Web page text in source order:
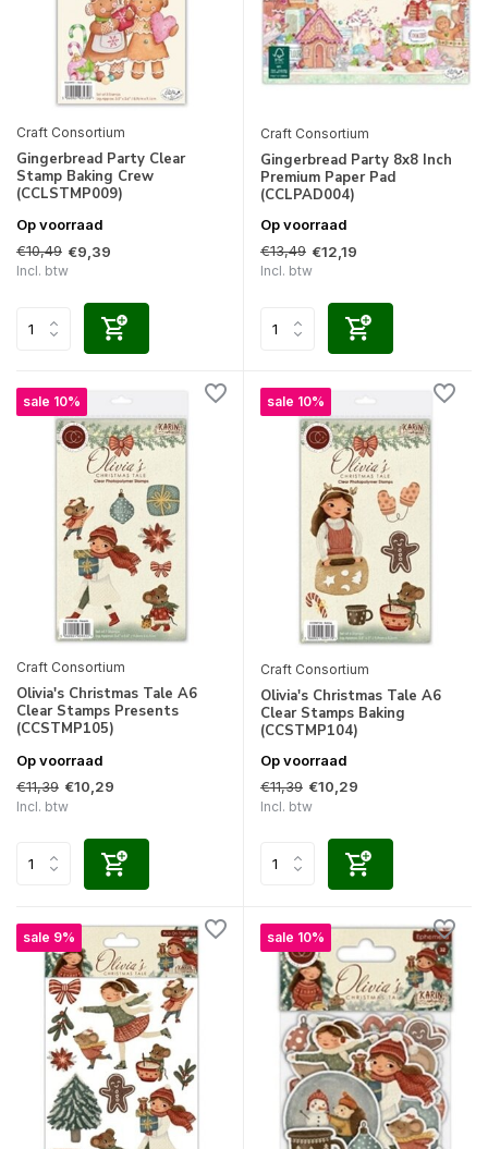
Craft Consortium
Gingerbread Party Clear
Stamp Baking Crew
(CCLSTMP009)
Op voorraad
€10,49 €9,39
Incl. btw
Craft Consortium
Gingerbread Party 8x8 Inch
Premium Paper Pad
(CCLPAD004)
Op voorraad
€13,49 €12,19
Incl. btw
sale 10%
Craft Consortium
Olivia's Christmas Tale A6
Clear Stamps Presents
(CCSTMP105)
Op voorraad
€11,39 €10,29
Incl. btw
sale 10%
Craft Consortium
Olivia's Christmas Tale A6
Clear Stamps Baking
(CCSTMP104)
Op voorraad
€11,39 €10,29
Incl. btw
sale 9% sale 10%